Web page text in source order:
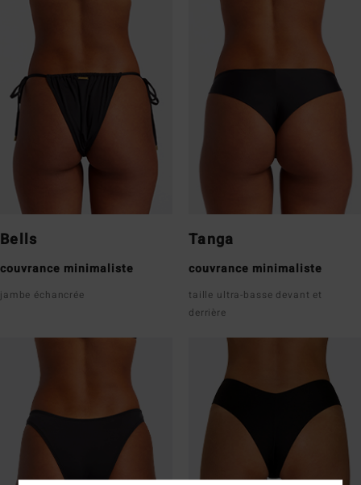
Bells
couvrance minimaliste
jambe échancrée
Tanga
couvrance minimaliste
taille ultra-basse devant et
derrière